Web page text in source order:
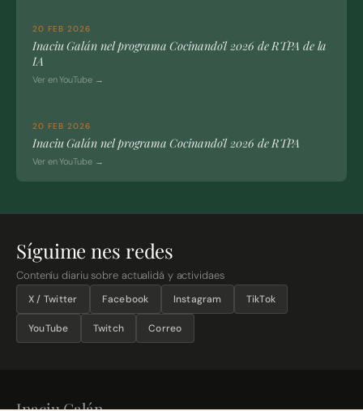
20 FEB 2026
Inaciu Galán nel programa Cocinando’l 2026 de RTPA de la
IA
Ver en YouTube →
20 FEB 2026
Inaciu Galán nel programa Cocinando’l 2026 de RTPA
Ver en YouTube →
Síguime nes redes
Conteníu diariu sobre actualidá y actividaes
X / Twitter Facebook Instagram TikTok
YouTube Twitch Correo